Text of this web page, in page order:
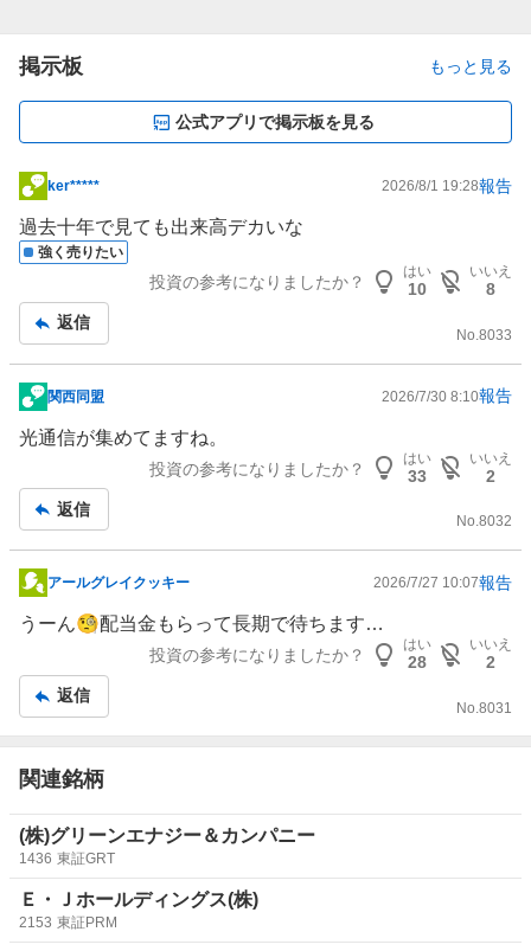
掲示板 もっと見る
公式アプリで掲示板を見る
掲
示
板
事
ker***** 2026/8/1 19:28報告
過去十年で見ても出来高デカいな
強く売りたい
投資の参考になりましたか？
はい
10
いいえ
8
返信
No. 8033
掲
示
記
事
関西同盟 2026/7/30 8:10報告
光通信が集めてますね。
投資の参考になりましたか？
はい
33
いいえ
2
返信
No.8032
掲
示
記
事
アールグレイクッキー 2026/7/27 10:07報告
うーん🧐配当金もらって長期で待ちます…
投資の参考になりましたか？
はい
28
いいえ
2
返信
No. 8031
関連銘柄
(株)グリーンエナジー＆カンパニー
1436 東証GRT
Ｅ・Ｊホールディングス(株)
2153 東証PRM